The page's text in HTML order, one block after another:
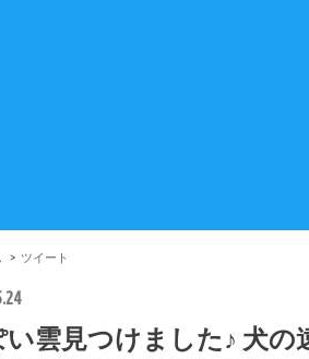
ツイート
い雲見つけました♪ 犬の